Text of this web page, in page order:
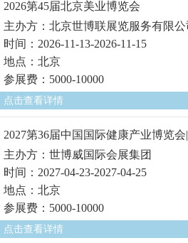
2026第45届北京美业博览会
主办方：北京世博联展览服务有限公
时间：2026-11-13-2026-11-15
地点：北京
参展费：5000-10000
点击查看详情
2027第36届中国国际健康产业博览
主办方：世博威国际会展集团
时间：2027-04-23-2027-04-25
地点：北京
参展费：5000-10000
点击查看详情